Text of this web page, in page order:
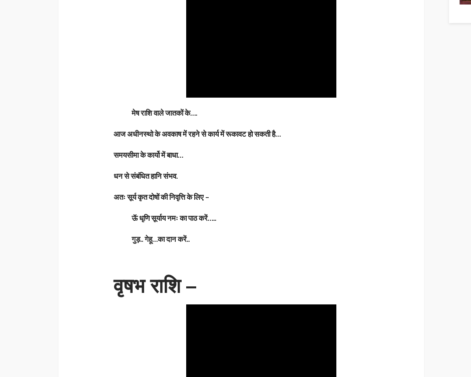
मेष राशि वाले जातकों के….
आज अधीनस्थो के अवकाष में रहने से कार्य में रूकावट हो सकती है…
समयसीमा के कार्यो में बाधा…
धन से संबंधित हानि संभव.
अतः सूर्य कृत दोषों की निवृत्ति के लिए –
ऊॅ धृणि सूर्याय नमः का पाठ करें…..
गुड़.. गेहू…का दान करें..
वृषभ राशि –